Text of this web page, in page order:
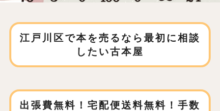
江戸川区で本を売るなら 最初に相談
したい古本屋
出張費無料！宅配便送料無料！手数